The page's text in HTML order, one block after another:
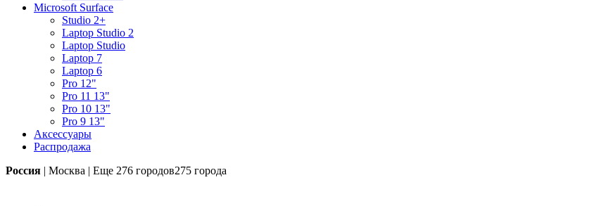
Microsoft Surface
Studio 2+
Laptop Studio 2
Laptop Studio
Laptop 7
Laptop 6
Pro 12"
Pro 11 13"
Pro 10 13"
Pro 9 13"
Аксессуары
Распродажа
Россия | Москва | Еще 276 городов275 города